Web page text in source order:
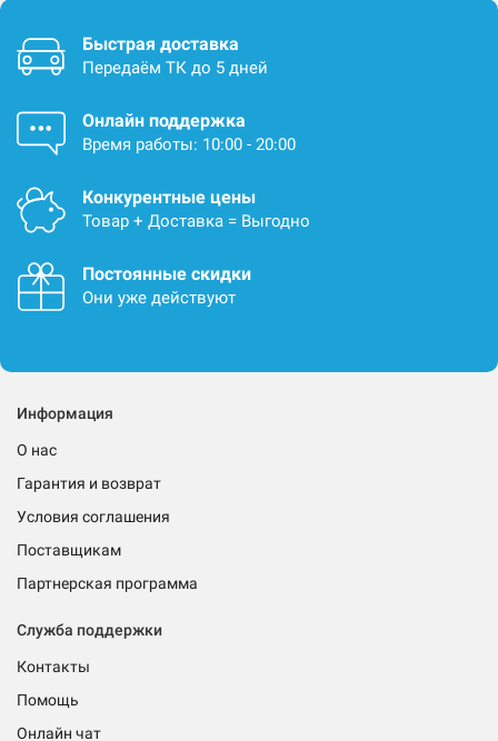
Быстрая доставка
Передаём ТК до 5 дней
Онлайн поддержка
Время работы: 10:00 - 20:00
Конкурентные цены
Товар + Доставка = Выгодно
Постоянные скидки
Они уже действуют
Информация
О нас
Гарантия и возврат
Условия соглашения
Поставщикам
Партнерская программа
Служба поддержки
Контакты
Помощь
Онлайн чат